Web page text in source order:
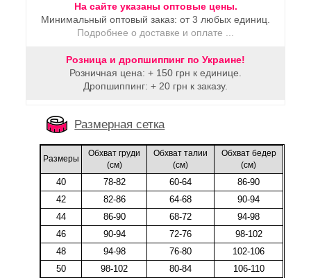
На сайте указаны оптовые цены.
Минимальный оптовый заказ: от 3 любых единиц.
Подробнее о доставке и оплате ...
Розница и дропшиппинг по Украине!
Розничная цена: + 150 грн к единице.
Дропшиппинг: + 20 грн к заказу.
Размерная сетка
Размеры
Обхват груди
(cм)
Обхват талии
(cм)
Обхват бедер
(cм)
40 78-82 60-64
86-90
42
82-86 64-68
90-94
44
86-90 68-72
94-98
46
90-94 72-76
98-102
48
94-98 76-80
102-106
50
98-102 80-84
106-110